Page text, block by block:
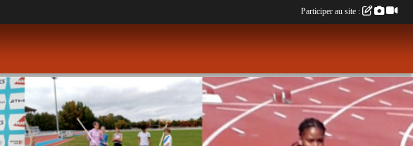
Participer au site :